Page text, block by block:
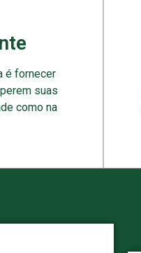
é fornecer
suas
como na